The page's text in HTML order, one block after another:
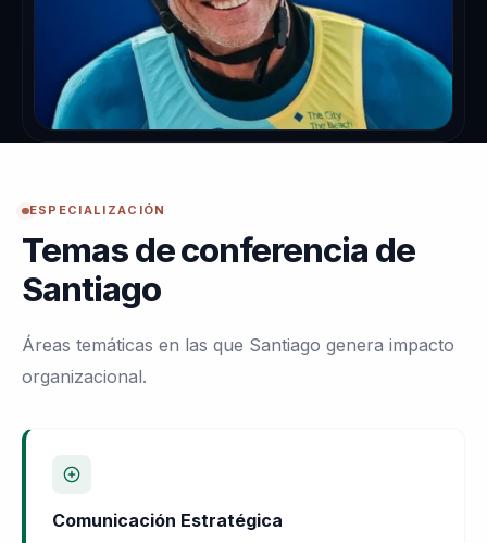
ESPECIALIZACIÓN
Temas de conferencia de
Santiago
Áreas temáticas en las que Santiago genera impacto
organizacional.
Comunicación Estratégica